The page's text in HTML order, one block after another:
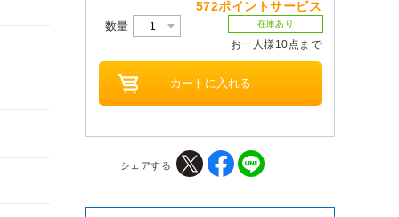
572ポイントサービス
数量 在庫あり
お一人様10点まで
シェアする